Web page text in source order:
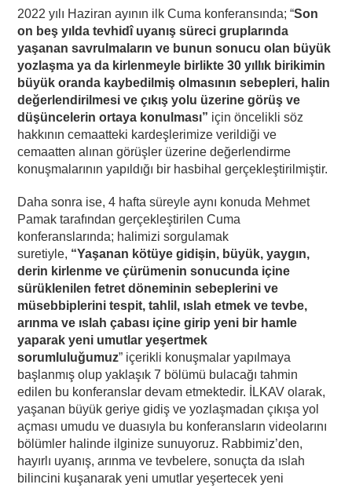
2022 yılı Haziran ayının ilk Cuma konferansında; “Son
on beş yılda tevhidî uyanış süreci gruplarında
yaşanan savrulmaların ve bunun sonucu olan büyük
yozlaşma ya da kirlenmeyle birlikte 30 yıllık birikimin
büyük oranda kaybedilmiş olmasının sebepleri, halin
değerlendirilmesi ve çıkış yolu üzerine görüş ve
düşüncelerin ortaya konulması” için öncelikli söz
hakkının cemaatteki kardeşlerimize verildiği ve
cemaatten alınan görüşler üzerine değerlendirme
konuşmalarının yapıldığı bir hasbihal gerçekleştirilmiştir.
Daha sonra ise, 4 hafta süreyle aynı konuda Mehmet
Pamak tarafından gerçekleştirilen Cuma
konferanslarında; halimizi sorgulamak
suretiyle, “Yaşanan kötüye gidişin, büyük, yaygın,
derin kirlenme ve çürümenin sonucunda içine
sürüklenilen fetret döneminin sebeplerini ve
müsebbiplerini tespit, tahlil, ıslah etmek ve tevbe,
arınma ve ıslah çabası içine girip yeni bir hamle
yaparak yeni umutlar yeşertmek
sorumluluğumuz” içerikli konuşmalar yapılmaya
başlanmış olup yaklaşık 7 bölümü bulacağı tahmin
edilen bu konferanslar devam etmektedir. İLKAV olarak,
yaşanan büyük geriye gidiş ve yozlaşmadan çıkışa yol
açması umudu ve duasıyla bu konferansların videolarını
bölümler halinde ilginize sunuyoruz. Rabbimiz’den,
hayırlı uyanış, arınma ve tevbelere, sonuçta da ıslah
bilincini kuşanarak yeni umutlar yeşertecek yeni